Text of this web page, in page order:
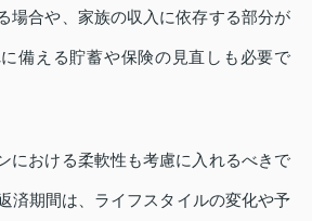
場合や、家族の収入に依存する部分が
備える貯蓄や保険の見直しも必要で
における柔軟性も考慮に入れるべきで
済期間は、ライフスタイルの変化や予